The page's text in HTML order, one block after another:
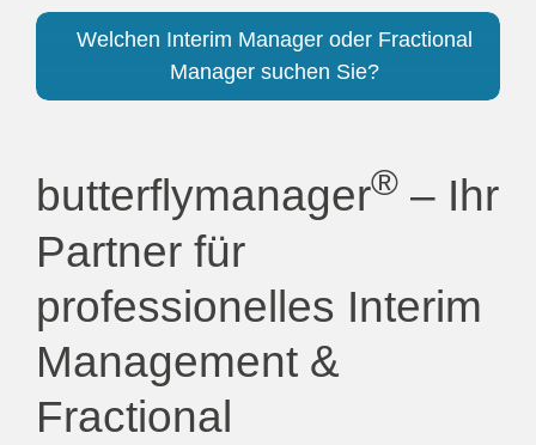
Welchen Interim Manager oder Fractional
Manager suchen Sie?
butterflymanager® – Ihr
Partner für
professionelles Interim
Management &
Fractional